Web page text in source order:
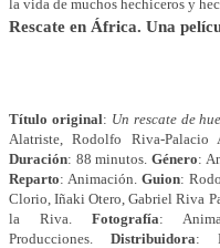
la vida de muchos hechiceros y
Rescate en África. Una
Título original: Un rescate de
Alatriste, Rodolfo Riva-Palacio
Duración: 88 minutos.Género:
Reparto: Animación. Guion:
Clorio, Iñaki Otero, Gabriel Riva
la Riva. Fotografía:
Producciones.Distribuidora: